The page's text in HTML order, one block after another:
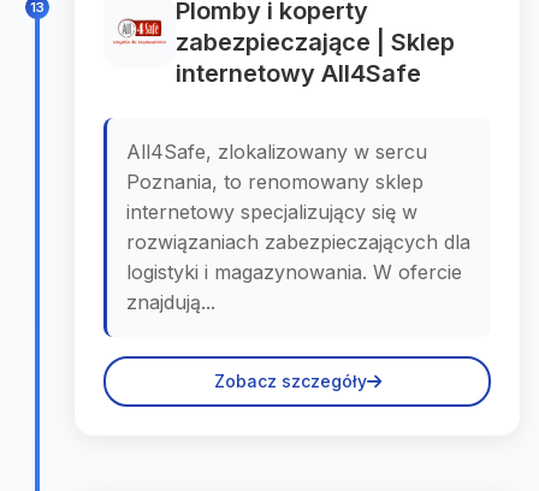
13
Plomby i koperty
zabezpieczające | Sklep
internetowy All4Safe
All4Safe, zlokalizowany w sercu
Poznania, to renomowany sklep
internetowy specjalizujący się w
rozwiązaniach zabezpieczających dla
logistyki i magazynowania. W ofercie
znajdują...
Zobacz szczegóły